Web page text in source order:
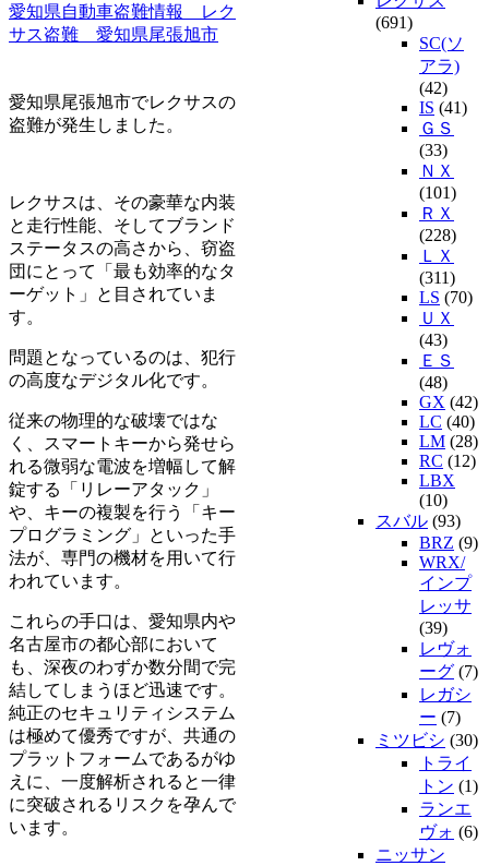
愛知県自動車盗難情報 レク
サス盗難 愛知県尾張旭市
愛知県尾張旭市でレクサスの
盗難が発生しました。
レクサスは、その豪華な内装
と走行性能、そしてブランド
ステータスの高さから、窃盗
団にとって「最も効率的なタ
ーゲット」と目されていま
す。
問題となっているのは、犯行
の高度なデジタル化です。
従来の物理的な破壊ではな
く、スマートキーから発せら
れる微弱な電波を増幅して解
錠する「リレーアタック」
や、キーの複製を行う「キー
プログラミング」といった手
法が、専門の機材を用いて行
われています。
これらの手口は、愛知県内や
名古屋市の都心部において
も、深夜のわずか数分間で完
結してしまうほど迅速です。
純正のセキュリティシステム
は極めて優秀ですが、共通の
プラットフォームであるがゆ
えに、一度解析されると一律
に突破されるリスクを孕んで
います。
(691)
SC(ソ
アラ)
(42)
IS (41)
ＧＳ
(33)
ＮＸ
(101)
ＲＸ
(228)
ＬＸ
(311)
LS (70)
ＵＸ
(43)
ＥＳ
(48)
GX (42)
LC (40)
LM (28)
RC (12)
LBX
(10)
スバル (93)
BRZ (9)
WRX/
インプ
レッサ
(39)
レヴォ
ーグ (7)
レガシ
ー (7)
ミツビシ (30)
トライ
トン (1)
ランエ
ヴォ (6)
ニッサン